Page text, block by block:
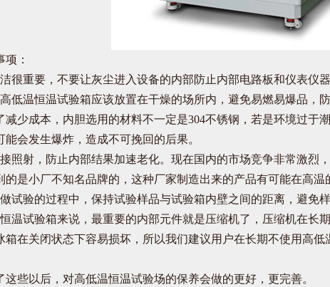
：
很重要，不要让灰尘进入设备的内部防止内部电路板和仪表仪
低温恒温试验箱应该放置在干燥的场所内，避免易燃易爆品，
减少成本，内胆选用的材料不一定是304不锈钢，若是环境过于
会发生爆炸，造成不可挽回的后果。
照射，防止内部结果加速老化。现在国内的市场竞争非常激烈
的是小厂不知名品牌的，这种厂家制造出来的产品有可能在高温
试验的过程中，保持试验样品与试验箱内壁之间的距离，避免
温试验箱来说，最重要的内部元件就是压缩机了，压缩机在长
箱在关闭状态下容易损坏，所以我们建议用户在长期不使用高
这些以后，对高低温恒温试验场的保养会做的更好，更完善。